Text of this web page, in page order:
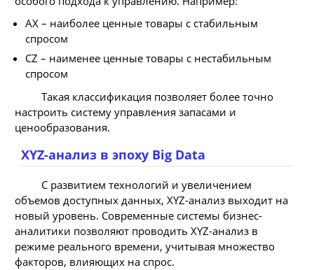
AX – наиболее ценные товары с стабильным
спросом
CZ – наименее ценные товары с нестабильным
спросом
Такая классификация позволяет более точно
настроить систему управления запасами и
ценообразования.
XYZ-анализ в эпоху Big Data
С развитием технологий и увеличением
объемов доступных данных, XYZ-анализ выходит на
новый уровень. Современные системы бизнес-
аналитики позволяют проводить XYZ-анализ в
режиме реального времени, учитывая множество
факторов, влияющих на спрос.